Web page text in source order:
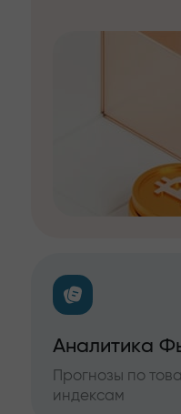
Аналитика
Прогнозы по
индексам